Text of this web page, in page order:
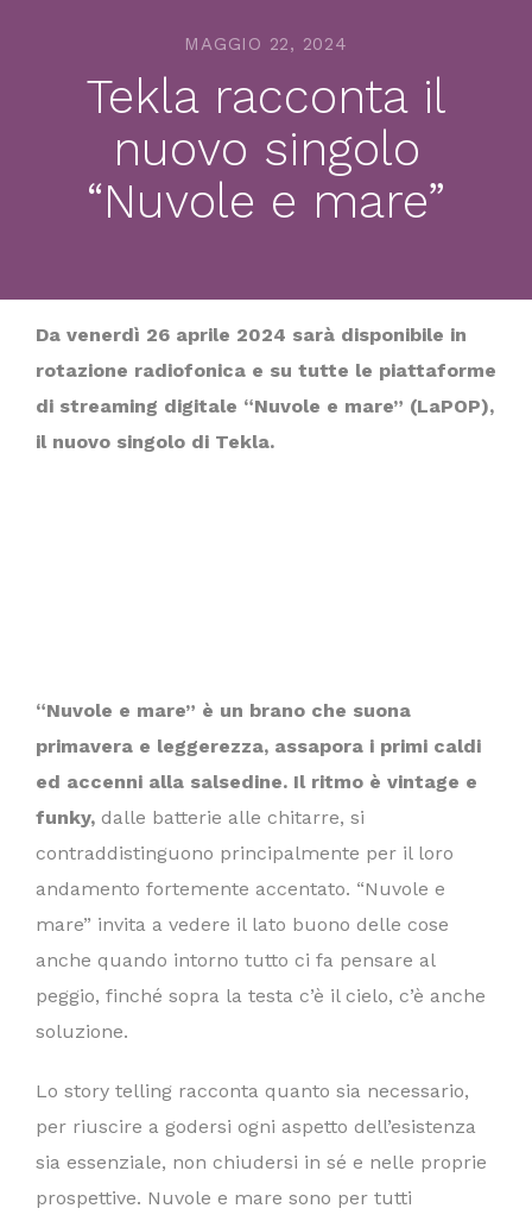
MAGGIO 22, 2024
Tekla racconta il
nuovo singolo
“Nuvole e mare”
Da venerdì 26 aprile 2024 sarà disponibile in
rotazione radiofonica e su tutte le piattaforme
di streaming digitale “Nuvole e mare” (LaPOP),
il nuovo singolo di Tekla.
“Nuvole e mare” è un brano che suona
primavera e leggerezza, assapora i primi caldi
ed accenni alla salsedine. Il ritmo è vintage e
funky, dalle batterie alle chitarre, si
contraddistinguono principalmente per il loro
andamento fortemente accentato. “Nuvole e
mare” invita a vedere il lato buono delle cose
anche quando intorno tutto ci fa pensare al
peggio, finché sopra la testa c’è il cielo, c’è anche
soluzione.
Lo story telling racconta quanto sia necessario,
per riuscire a godersi ogni aspetto dell’esistenza
sia essenziale, non chiudersi in sé e nelle proprie
prospettive. Nuvole e mare sono per tutti